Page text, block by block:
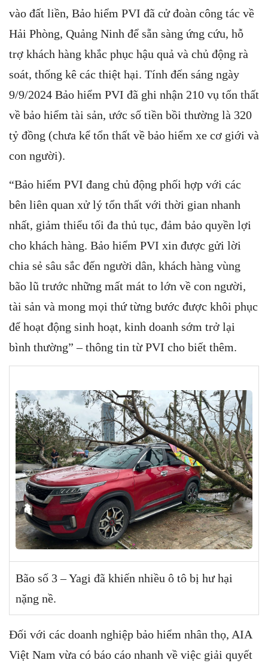
vào đất liền, Bảo hiểm PVI đã cử đoàn công tác về
Hải Phòng, Quảng Ninh để sẵn sàng ứng cứu, hỗ
trợ khách hàng khắc phục hậu quả và chủ động rà
soát, thống kê các thiệt hại. Tính đến sáng ngày
9/9/2024 Bảo hiểm PVI đã ghi nhận 210 vụ tổn thất
về bảo hiểm tài sản, ước số tiền bồi thường là 320
tỷ đồng (chưa kể tổn thất về bảo hiểm xe cơ giới và
con người).
“Bảo hiểm PVI đang chủ động phối hợp với các
bên liên quan xử lý tổn thất với thời gian nhanh
nhất, giảm thiểu tối đa thủ tục, đảm bảo quyền lợi
cho khách hàng. Bảo hiểm PVI xin được gửi lời
chia sẻ sâu sắc đến người dân, khách hàng vùng
bão lũ trước những mất mát to lớn về con người,
tài sản và mong mọi thứ từng bước được khôi phục
để hoạt động sinh hoạt, kinh doanh sớm trở lại
bình thường” – thông tin từ PVI cho biết thêm.
Bão số 3 – Yagi đã khiến nhiều ô tô bị hư hại
nặng nề.
Đối với các doanh nghiệp bảo hiểm nhân thọ, AIA
Việt Nam vừa có báo cáo nhanh về việc giải quyết